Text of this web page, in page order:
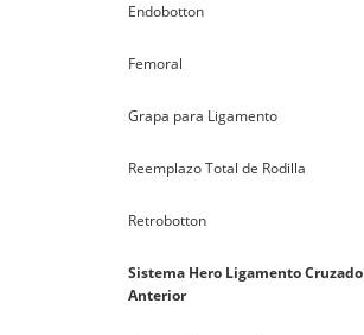
Endobotton
Femoral
Grapa para Ligamento
Reemplazo Total de Rodilla
Retrobotton
Sistema Hero Ligamento Cruzado
Anterior